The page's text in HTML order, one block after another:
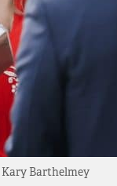
Kary Barthelmey